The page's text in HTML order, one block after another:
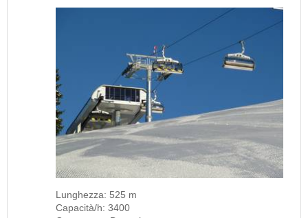
Lunghezza: 525 m
Capacità/h: 3400